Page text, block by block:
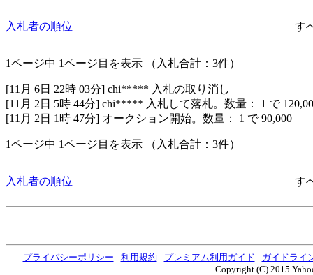
入札者の順位 す
1ページ中 1ページ目を表示 （入札合計：3件）
[11月 6日 22時 03分] chi***** 入札の取り消し
[11月 2日 5時 44分] chi***** 入札して落札。数量： 1 で
[11月 2日 1時 47分] オークション開始。数量： 1 で 90,000
1ページ中 1ページ目を表示 （入札合計：3件）
入札者の順位 す
プライバシーポリシー - 利用規約 - プレミアム利用ガイド - ガイドライ
Copyright (C) 2015